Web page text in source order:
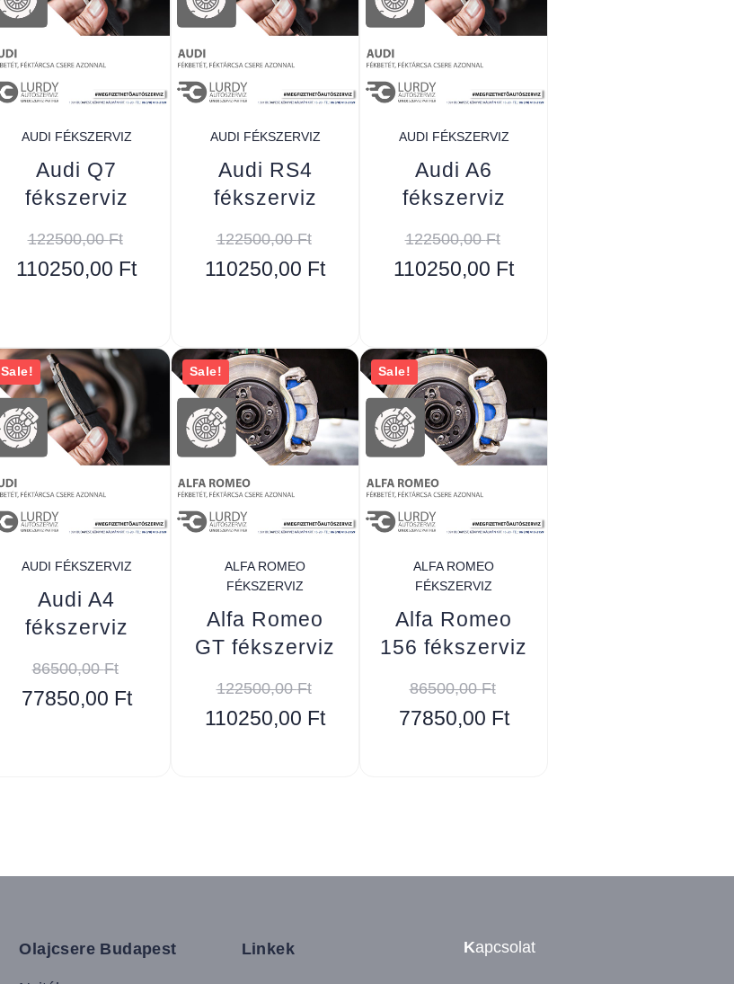
AUDI FÉKSZERVIZ
Audi Q7
fékszerviz
122500,00Ft
110250,00 Ft
AUDI FÉKSZERVIZ
Audi RS4
fékszerviz
122500,00Ft
110250,00 Ft
AUDI FÉKSZERVIZ
Audi A6
fékszerviz
122500,00Ft
110250,00 Ft
Sale!
AUDI FÉKSZERVIZ
Audi A4
fékszerviz
86500,00Ft
77850,00 Ft
Sale!
ALFA ROMEO
FÉKSZERVIZ
Alfa Romeo
GT fékszerviz
122500,00Ft
110250,00 Ft
Sale!
ALFA ROMEO
FÉKSZERVIZ
Alfa Romeo
156 fékszerviz
86500,00Ft
77850,00 Ft
Olajcsere Budapest Linkek Kapcsolat